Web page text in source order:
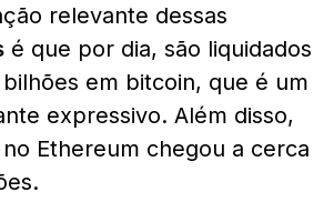
relevante dessas
é que por dia, são liquidados
bilhões em bitcoin, que é um
expressivo. Além disso,
Ethereum chegou a cerca